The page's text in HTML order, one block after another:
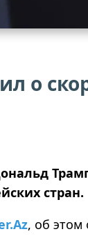
о
стран.
, об этом